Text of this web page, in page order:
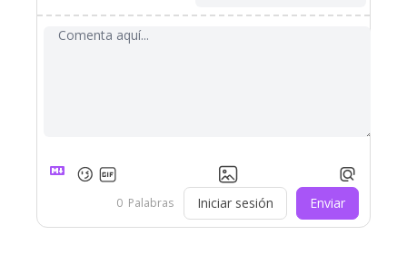
0 Palabras Iniciar sesión Enviar